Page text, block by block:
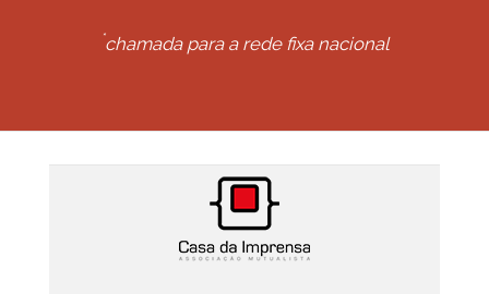
*chamada para a rede fixa nacional